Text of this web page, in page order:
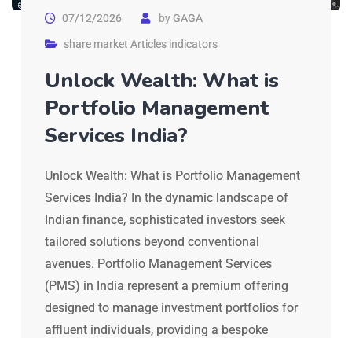
07/12/2026 byGAGA
share market Articles indicators
Unlock Wealth: What is
Portfolio Management
Services India?
Unlock Wealth: What is Portfolio Management
Services India? In the dynamic landscape of
Indian finance, sophisticated investors seek
tailored solutions beyond conventional
avenues. Portfolio Management Services
(PMS) in India represent a premium offering
designed to manage investment portfolios for
affluent individuals, providing a bespoke